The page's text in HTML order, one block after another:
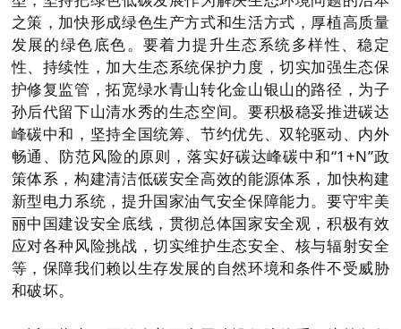
之策，加快形成绿色生产方式和生活方式，厚植高质量
发展的绿色底色。要着力提升生态系统多样性、稳定
性、持续性，加大生态系统保护力度，切实加强生态保
护修复监管，拓宽绿水青山转化金山银山的路径，为子
孙后代留下山清水秀的生态空间。要积极稳妥推进碳达
峰碳中和，坚持全国统筹、节约优先、双轮驱动、内外
畅通、防范风险的原则，落实好碳达峰碳中和“1+N”政
策体系，构建清洁低碳安全高效的能源体系，加快构建
新型电力系统，提升国家油气安全保障能力。要守牢美
丽中国建设安全底线，贯彻总体国家安全观，积极有效
应对各种风险挑战，切实维护生态安全、核与辐射安全
等，保障我们赖以生存发展的自然环境和条件不受威胁
和破坏。